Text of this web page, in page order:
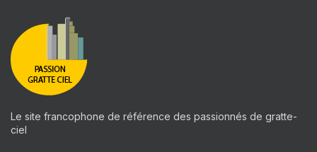
Le site francophone de référence des passionnés de gratte-
ciel